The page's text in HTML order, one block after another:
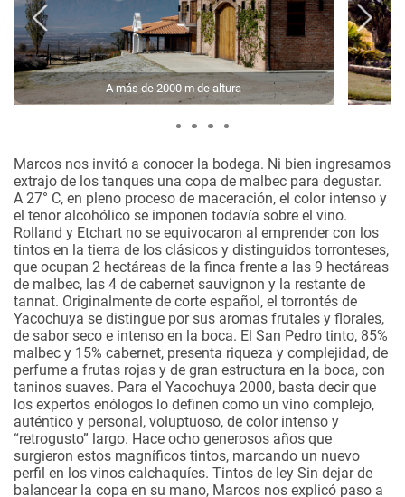
A más de 2000 m de altura
Marcos nos invitó a conocer la bodega. Ni bien ingresamos
extrajo de los tanques una copa de malbec para degustar.
A 27° C, en pleno proceso de maceración, el color intenso y
el tenor alcohólico se imponen todavía sobre el vino.
Rolland y Etchart no se equivocaron al emprender con los
tintos en la tierra de los clásicos y distinguidos torronteses,
que ocupan 2 hectáreas de la finca frente a las 9 hectáreas
de malbec, las 4 de cabernet sauvignon y la restante de
tannat. Originalmente de corte español, el torrontés de
Yacochuya se distingue por sus aromas frutales y florales,
de sabor seco e intenso en la boca. El San Pedro tinto, 85%
malbec y 15% cabernet, presenta riqueza y complejidad, de
perfume a frutas rojas y de gran estructura en la boca, con
taninos suaves. Para el Yacochuya 2000, basta decir que
los expertos enólogos lo definen como un vino complejo,
auténtico y personal, voluptuoso, de color intenso y
“retrogusto” largo. Hace ocho generosos años que
surgieron estos magníficos tintos, marcando un nuevo
perfil en los vinos calchaquíes. Tintos de ley Sin dejar de
balancear la copa en su mano, Marcos nos explicó paso a